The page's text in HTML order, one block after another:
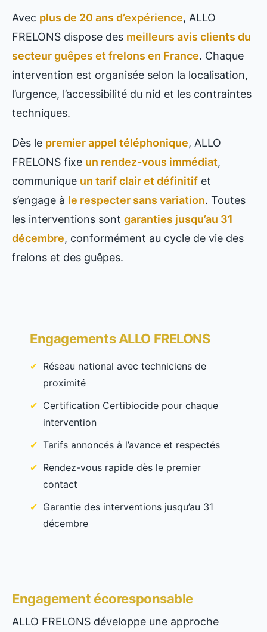
Avec plus de 20 ans d’expérience, ALLO
FRELONS dispose des meilleurs avis clients du
secteur guêpes et frelons en France. Chaque
intervention est organisée selon la localisation,
l’urgence, l’accessibilité du nid et les contraintes
techniques.
Dès le premier appel téléphonique, ALLO
FRELONS fixe un rendez-vous immédiat,
communique un tarif clair et définitif et
s’engage à le respecter sans variation. Toutes
les interventions sont garanties jusqu’au 31
décembre, conformément au cycle de vie des
frelons et des guêpes.
Engagements ALLO FRELONS
Réseau national avec techniciens de
proximité
Certification Certibiocide pour chaque
intervention
Tarifs annoncés à l’avance et respectés
Rendez-vous rapide dès le premier
contact
Garantie des interventions jusqu’au 31
décembre
Engagement écoresponsable
ALLO FRELONS développe une approche